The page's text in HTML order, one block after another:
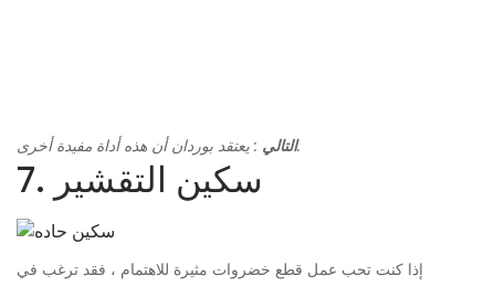
التالي: يعتقد بوردان أن هذه أداة مفيدة أخرى.
7. سكين التقشير
إذا كنت تحب عمل قطع خضروات مثيرة للاهتمام ، فقد ترغب في